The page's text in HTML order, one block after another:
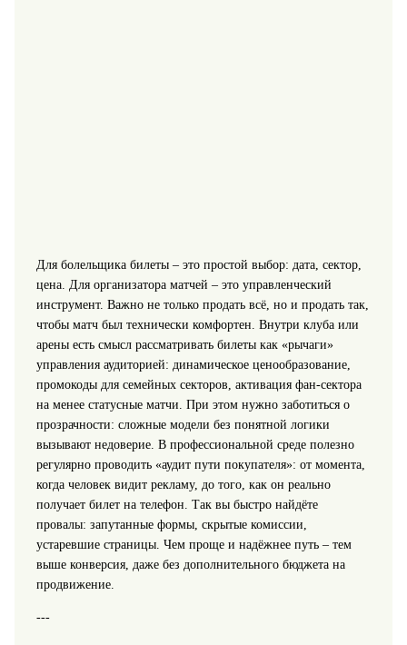
Для болельщика билеты – это простой выбор: дата, сектор,
цена. Для организатора матчей – это управленческий
инструмент. Важно не только продать всё, но и продать так,
чтобы матч был технически комфортен. Внутри клуба или
арены есть смысл рассматривать билеты как «рычаги»
управления аудиторией: динамическое ценообразование,
промокоды для семейных секторов, активация фан-сектора
на менее статусные матчи. При этом нужно заботиться о
прозрачности: сложные модели без понятной логики
вызывают недоверие. В профессиональной среде полезно
регулярно проводить «аудит пути покупателя»: от момента,
когда человек видит рекламу, до того, как он реально
получает билет на телефон. Так вы быстро найдёте
провалы: запутанные формы, скрытые комиссии,
устаревшие страницы. Чем проще и надёжнее путь – тем
выше конверсия, даже без дополнительного бюджета на
продвижение.
---